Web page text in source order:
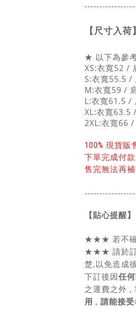
【 尺寸入荷】
★ 以下為參
XS:衣寬52 /
S:衣寬55.5 /
M:衣寬59 /
L:衣寬61.5 /
XL:衣寬63.5
2XL:衣寬66
100% 現貨販
下單完成付
售完無法再
【貼心提醒】
★★★ 若不
★★★ 請於
楚,以免造成
下訂後因任
之運費之外 ,
用 , 請能接